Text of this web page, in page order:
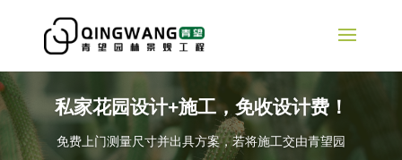
私家花园设计+施工，免收设计费！
免费上门测量尺寸并出具方案，若将施工交由青望园